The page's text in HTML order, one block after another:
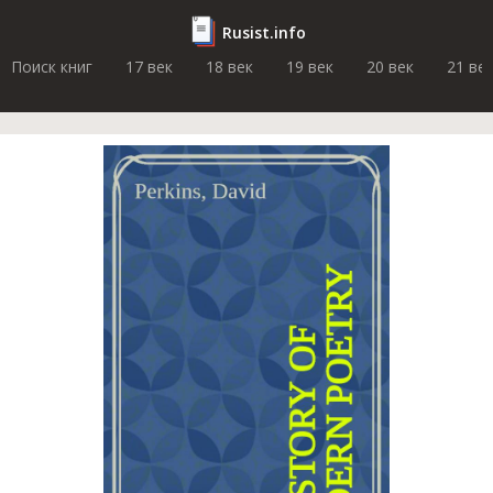
Rusist.info
Поиск книг
17 век 18 век 19 век 20 век 21 век